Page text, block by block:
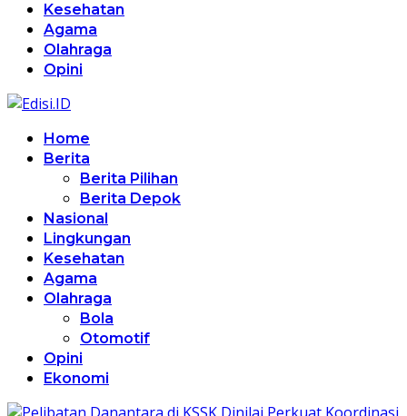
Kesehatan
Agama
Olahraga
Opini
Home
Berita
Berita Pilihan
Berita Depok
Nasional
Lingkungan
Kesehatan
Agama
Olahraga
Bola
Otomotif
Opini
Ekonomi